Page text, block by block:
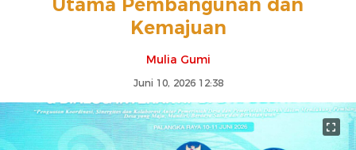
Utama Pembangunan dan
Kemajuan
Mulia Gumi
Juni 10, 2026 12:38